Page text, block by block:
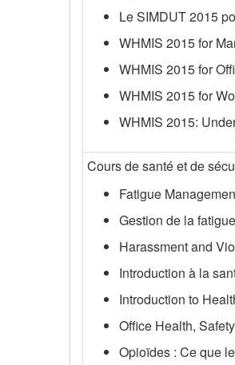
Le SIMDUT 2015
WHMIS 2015 for
WHMIS 2015 for
WHMIS 2015 for
WHMIS 2015:
Cours de santé et de
Fatigue
Gestion de la
Harassment and
Introduction à la
Introduction to
Office Health,
Opioïdes : Ce que